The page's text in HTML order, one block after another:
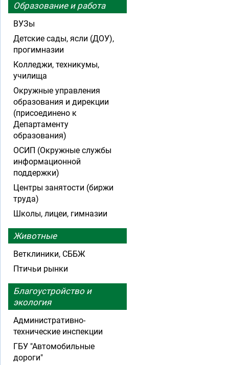
Образование и работа
ВУЗы
Детские сады, ясли (ДОУ),
прогимназии
Колледжи, техникумы,
училища
Окружные управления
образования и дирекции
(присоединено к
Департаменту
образования)
ОСИП (Окружные службы
информационной
поддержки)
Центры занятости (биржи
труда)
Школы, лицеи, гимназии
Животные
Ветклиники, СББЖ
Птичьи рынки
Благоустройство и
экология
Административно-
технические инспекции
ГБУ "Автомобильные
дороги"